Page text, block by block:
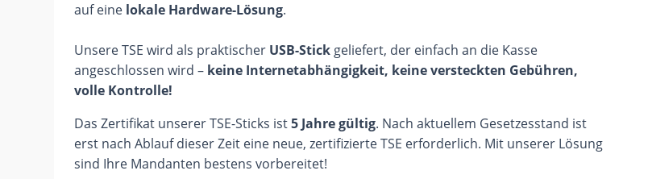
auf eine lokale Hardware-Lösung.
Unsere TSE wird als praktischer USB-Stick geliefert, der einfach an die Kasse
angeschlossen wird – keine Internetabhängigkeit, keine versteckten Gebühren,
volle Kontrolle!
Das Zertifikat unserer TSE-Sticks ist5 Jahre gültig. Nach aktuellem Gesetzesstand ist
erst nach Ablauf dieser Zeit eine neue, zertifizierte TSE erforderlich. Mit unserer Lösung
sind Ihre Mandanten bestens vorbereitet!